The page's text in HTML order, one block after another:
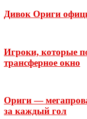
Дивок Ориги
Игроки, которые
трансферное окно
Ориги —
за каждый гол